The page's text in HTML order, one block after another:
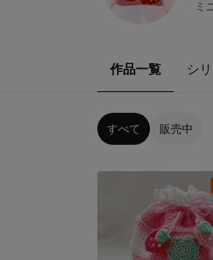
ミ
作品一覧 シ
すべて 販売中